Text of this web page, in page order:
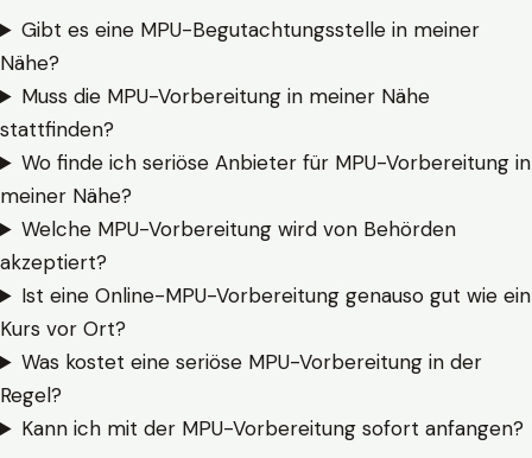
Gibt es eine MPU-Begutachtungsstelle in meiner
Nähe?
Muss die MPU-Vorbereitung in meiner Nähe
stattfinden?
Wo finde ich seriöse Anbieter für MPU-Vorbereitung in
meiner Nähe?
Welche MPU-Vorbereitung wird von Behörden
akzeptiert?
Ist eine Online-MPU-Vorbereitung genauso gut wie ein
Kurs vor Ort?
Was kostet eine seriöse MPU-Vorbereitung in der
Regel?
Kann ich mit der MPU-Vorbereitung sofort anfangen?